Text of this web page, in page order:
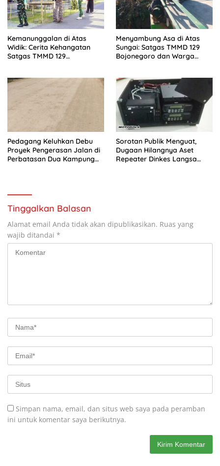
Kemanunggalan di Atas
Widik: Cerita Kehangatan
Satgas TMMD 129
Menyambung Asa di Atas
Sungai: Satgas TMMD 129
Bojonegoro dan Warga
Pedagang Keluhkan Debu
Proyek Pengerasan Jalan di
Perbatasan Dua Kampung
Sorotan Publik Menguat,
Dugaan Hilangnya Aset
Repeater Dinkes Langsa
Tinggalkan Balasan
Alamat email Anda tidak akan dipublikasikan. Ruas yang
wajib ditandai *
Simpan nama, email, dan situs web saya pada peramban
ini untuk komentar saya berikutnya.